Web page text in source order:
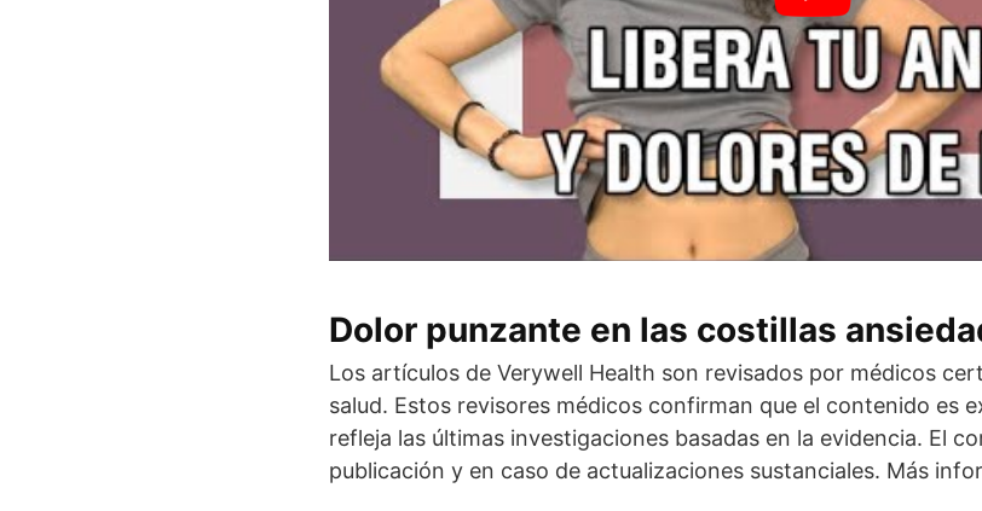
Dolor punzante en las costillas
Los artículos de Verywell Health son revisados por médicos
salud. Estos revisores médicos confirman que el contenido es
refleja las últimas investigaciones basadas en la evidencia. El
publicación y en caso de actualizaciones sustanciales. Más